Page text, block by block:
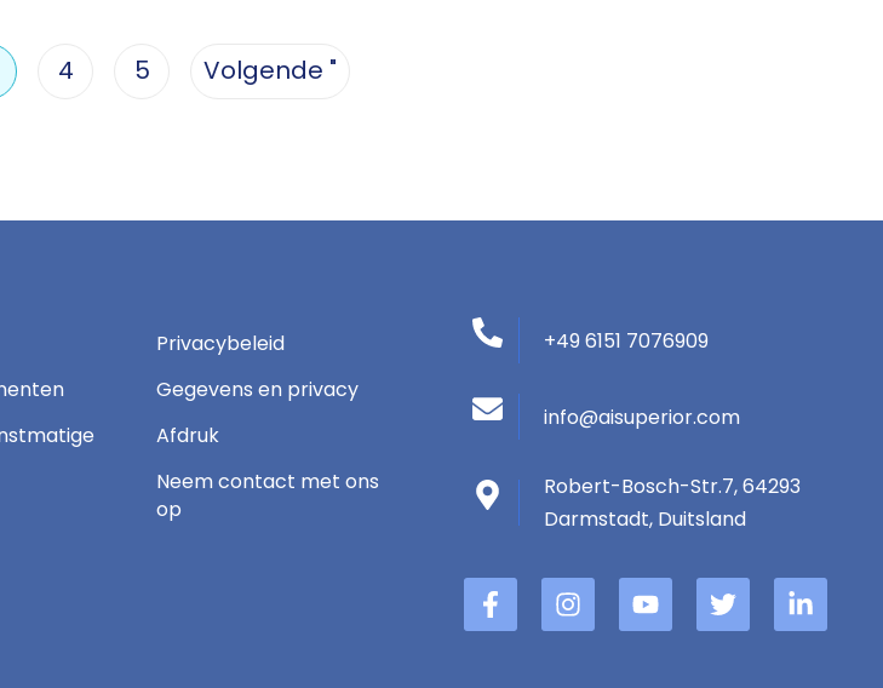
4 5 Volgende "
Privacybeleid
Gegevens en privacy
Afdruk
Neem contact met ons
op
+49 6151 7076909
info@aisuperior.com
Robert-Bosch-Str.7, 64293
Darmstadt, Duitsland
F
a
I
n
Y
o
T
w
i